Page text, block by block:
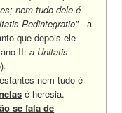
nem tudo dele é
Redintegratio"--a
que depois ele
II:a Unitatis
nem tudo é
é heresia.
se fala de